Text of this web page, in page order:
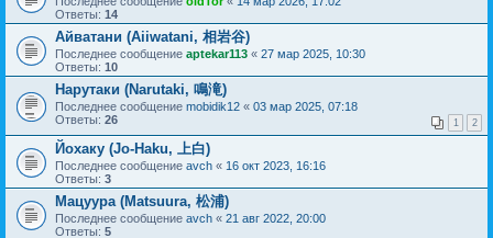
Ответы: 14
Айватани (Aiiwatani, 相岩谷)
Последнее сообщение aptekar113 « 27 мар 2025, 10:30
Ответы: 10
Нарутаки (Narutaki, 鳴滝)
Последнее сообщение mobidik12 « 03 мар 2025, 07:18
Ответы: 26 1 2
Йохаку (Jo-Haku, 上白)
Последнее сообщение avch « 16 окт 2023, 16:16
Ответы: 3
Мацуура (Matsuura, 松浦)
Последнее сообщение avch « 21 авг 2022, 20:00
Ответы: 5